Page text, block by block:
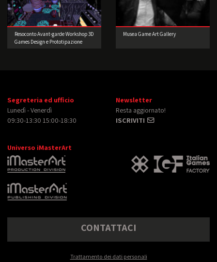
Resoconto Avant-garde Workshop 3D
Games Design e Prototipazione
Musea Game Art Gallery
Segreteria ed ufficio
Lunedì - Venerdì
09:30-13:30 15:00-18:30
Newsletter
Resta aggiornato!
ISCRIVITI
Universo iMasterArt
CONTATTACI
Trattamento dei dati personali